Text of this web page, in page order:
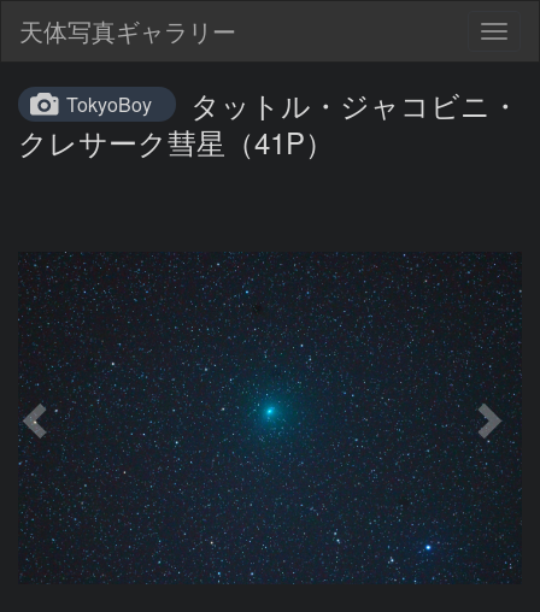
天体写真ギャラリー
TokyoBoy
タットル・ジャコビニ・
クレサーク彗星（41P）